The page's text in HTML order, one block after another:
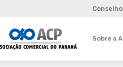
Sobre a